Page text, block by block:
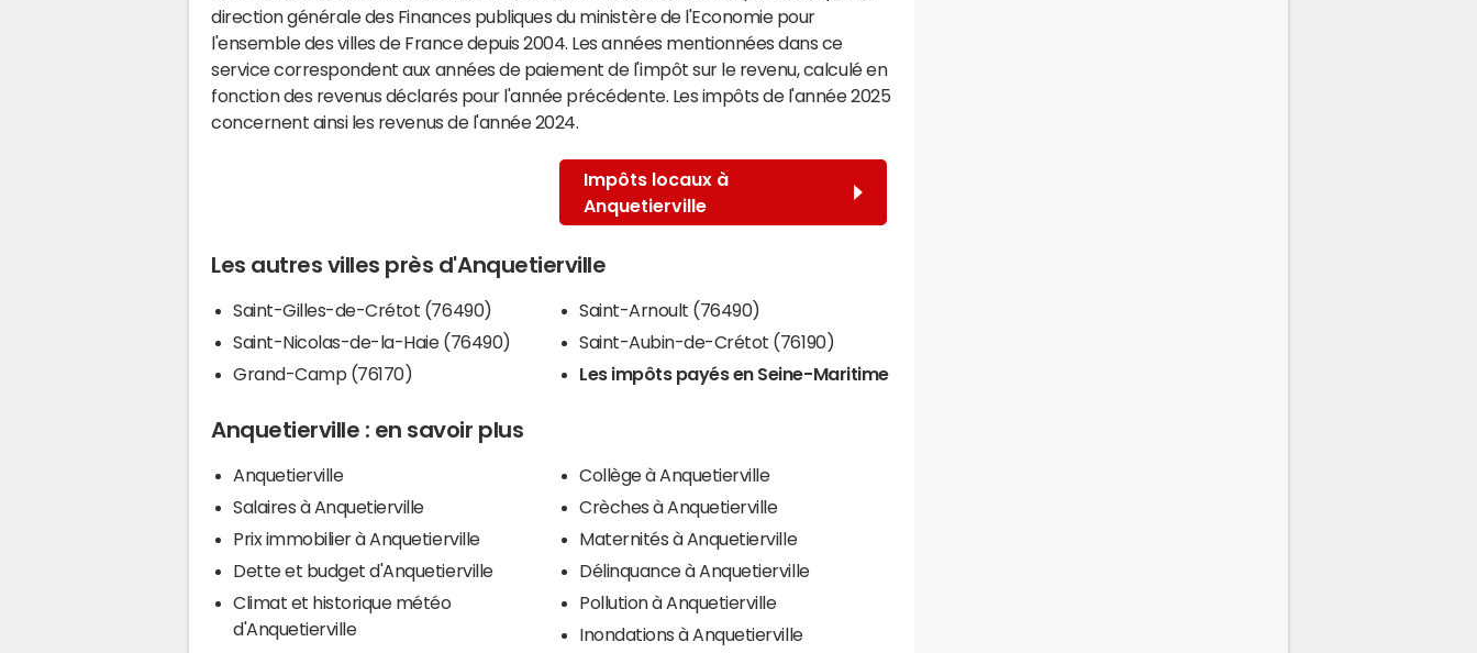
direction générale des Finances publiques du ministère de l'Economie pour
l'ensemble des villes de France depuis 2004. Les années mentionnées dans ce
service correspondent aux années de paiement de l'impôt sur le revenu, calculé en
fonction des revenus déclarés pour l'année précédente. Les impôts de l'année 2025
concernent ainsi les revenus de l'année 2024.
Impôts locaux à
Anquetierville
Les autres villes près d'Anquetierville
Saint-Gilles-de-Crétot (76490)
Saint-Nicolas-de-la-Haie (76490)
Grand-Camp (76170)
Saint-Arnoult (76490)
Saint-Aubin-de-Crétot (76190)
Les impôts payés en Seine-Maritime
Anquetierville : en savoir plus
Anquetierville
Salaires à Anquetierville
Prix immobilier à Anquetierville
Dette et budget d'Anquetierville
Climat et historique météo
d'Anquetierville
Collège à Anquetierville
Crèches à Anquetierville
Maternités à Anquetierville
Délinquance à Anquetierville
Pollution à Anquetierville
Inondations à Anquetierville